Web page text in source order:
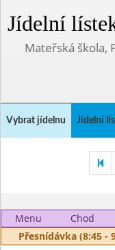
Jídelní
Mateřská škola,
Vybrat jídelnu Jídelní
Menu Chod
Přesnídávka (8:45 -